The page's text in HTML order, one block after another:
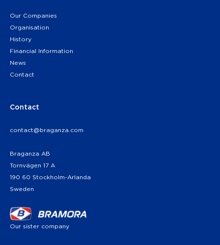
Our Companies
Organisation
History
Financial Information
News
Contact
Contact
contact@braganza.com
Braganza AB
Tornvägen 17 A
190 60 Stockholm-Arlanda
Sweden
Our sister company